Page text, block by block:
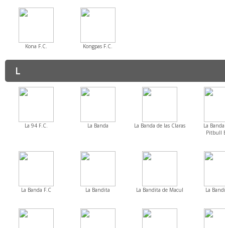
Kona F.C. Kongpas F.C.
L
La 94 F.C. La Banda La Banda de las Claras
La
Pitbull
La Banda F.C La Bandita La Bandita de Macul La